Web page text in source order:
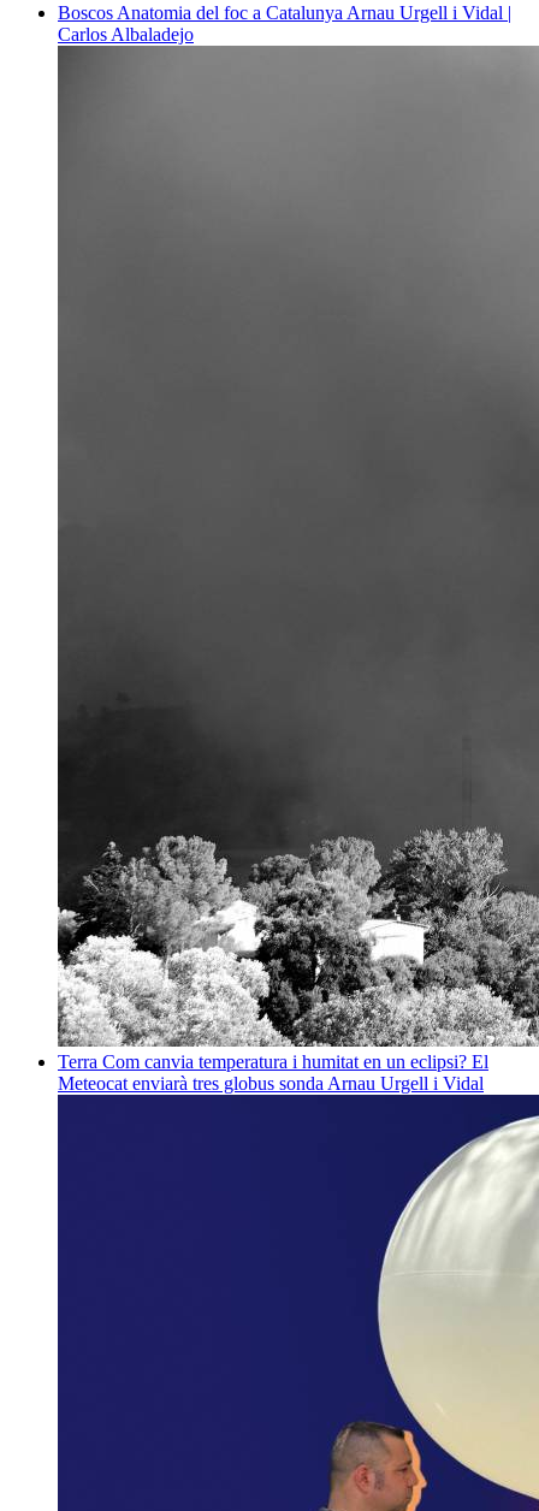
Boscos Anatomia del foc a Catalunya Arnau Urgell i Vidal |
Carlos Albaladejo
Terra Com canvia temperatura i humitat en un eclipsi? El
Meteocat enviarà tres globus sonda Arnau Urgell i Vidal